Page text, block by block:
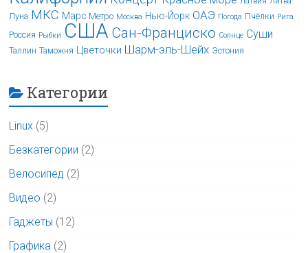
Луна МКС Марс Метро Москва Нью-Йорк ОАЭ Погода Пчёлки Рига
Россия Рыбки США Сан-Франциско Солнце Суши
Таллин Таможня Цветочки Шарм-эль-Шейх Эстония
Категории
Linux (5)
Безкатегории (2)
Велосипед (2)
Видео (2)
Гаджеты (12)
Графика (2)